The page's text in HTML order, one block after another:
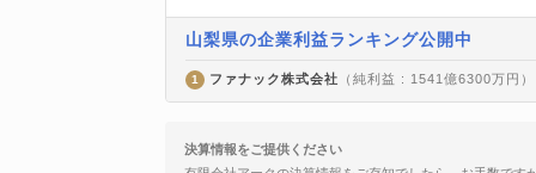
山梨県の企業利益ランキング公開中
1 ファナック株式会社 （純利益 : 1541億6300万円）
決算情報をご提供ください